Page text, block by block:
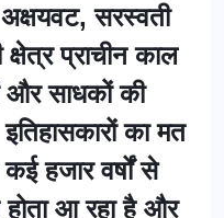
सरस्वती
प्राचीन काल
और साधकों की
का मत
हजार वर्षों से
आ रहा है और